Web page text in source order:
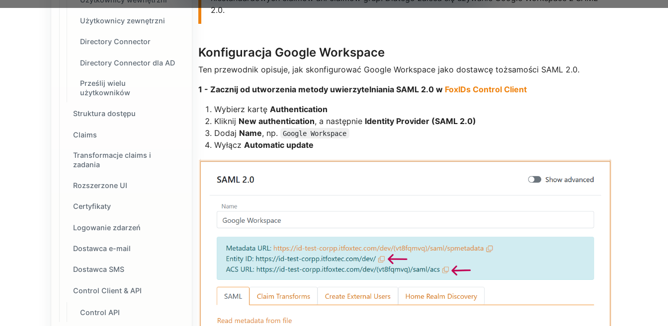
Użytkownicy zewnętrzni
Directory Connector
Directory Connector dla AD
Prześlij wielu
użytkowników
Struktura dostępu
Claims
Transformacje claims i
zadania
Rozszerzone UI
Certyfikaty
Logowanie zdarzeń
Dostawca e-mail
Dostawca SMS
Control Client & API
Control API
2.0.
Konfiguracja Google Workspace
Ten przewodnik opisuje, jak skonfigurować Google Workspace jako dostawcę tożsamości SAML 2.0.
1 - Zacznij od utworzenia metody uwierzytelniania SAML 2.0 w FoxIDs Control Client
Wybierz kartę Authentication
Kliknij New authentication, a następnie Identity Provider (SAML 2.0)
Dodaj Name, np. Google Workspace
Wyłącz Automatic update